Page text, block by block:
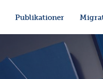
Publikationer